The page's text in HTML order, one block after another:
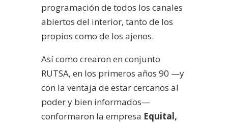
programación de todos los canales
abiertos del interior, tanto de los
propios como de los ajenos.
Así como crearon en conjunto
RUTSA, en los primeros años 90 —y
con la ventaja de estar cercanos al
poder y bien informados—
conformaron la empresa Equital,